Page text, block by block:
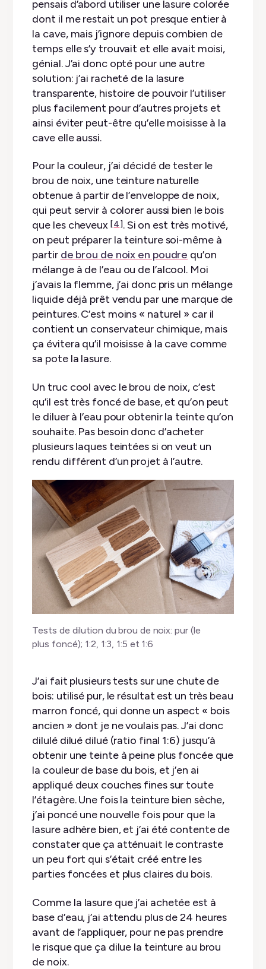
pensais d’abord utiliser une lasure colorée
dont il me restait un pot presque entier à
la cave, mais j’ignore depuis combien de
temps elle s’y trouvait et elle avait moisi,
génial. J’ai donc opté pour une autre
solution: j’ai racheté de la lasure
transparente, histoire de pouvoir l’utiliser
plus facilement pour d’autres projets et
ainsi éviter peut-être qu’elle moisisse à la
cave elle aussi.
Pour la couleur, j’ai décidé de tester le
brou de noix, une teinture naturelle
obtenue à partir de l’enveloppe de noix,
qui peut servir à colorer aussi bien le bois
que les cheveux
4 . Si on est très motivé,
on peut préparer la teinture soi-même à
partir de brou de noix en poudre qu’on
mélange à de l’eau ou de l’alcool. Moi
j’avais la flemme, j’ai donc pris un mélange
liquide déjà prêt vendu par une marque de
peintures. C’est moins « naturel » car il
contient un conservateur chimique, mais
ça évitera qu’il moisisse à la cave comme
sa pote la lasure.
Un truc cool avec le brou de noix, c’est
qu’il est très foncé de base, et qu’on peut
le diluer à l’eau pour obtenir la teinte qu’on
souhaite. Pas besoin donc d’acheter
plusieurs laques teintées si on veut un
rendu différent d’un projet à l’autre.
Tests de dilution du brou de noix: pur (le
plus foncé); 1:2, 1:3, 1:5 et 1:6
J’ai fait plusieurs tests sur une chute de
bois: utilisé pur, le résultat est un très beau
marron foncé, qui donne un aspect « bois
ancien » dont je ne voulais pas. J’ai donc
dilulé dilué dilué (ratio final 1:6) jusqu’à
obtenir une teinte à peine plus foncée que
la couleur de base du bois, et j’en ai
appliqué deux couches fines sur toute
l’étagère. Une fois la teinture bien sèche,
j’ai poncé une nouvelle fois pour que la
lasure adhère bien, et j’ai été contente de
constater que ça atténuait le contraste
un peu fort qui s’était créé entre les
parties foncées et plus claires du bois.
Comme la lasure que j’ai achetée est à
base d’eau, j’ai attendu plus de 24 heures
avant de l’appliquer, pour ne pas prendre
le risque que ça dilue la teinture au brou
de noix.